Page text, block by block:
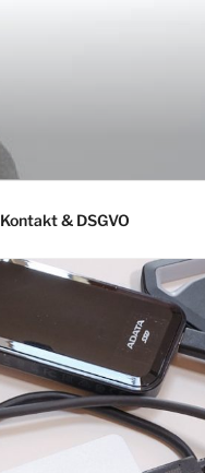
Kontakt & DSGVO